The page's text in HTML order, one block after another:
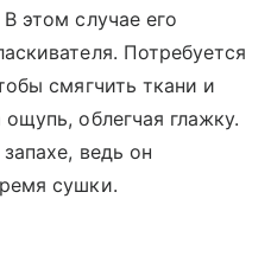
В этом случае его
Потребуется
смягчить ткани и
облегчая глажку.
ведь он
сушки.